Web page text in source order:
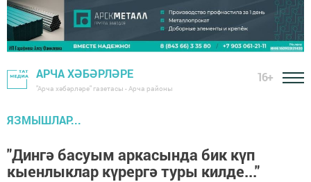
АРЧА ХӘБӘРЛӘРЕ
"Арча хәбәрләре" газетасы - Арча районы
16+
ЯЗМЫШЛАР...
"Дингә басуым аркасында бик күп
кыенлыклар күрергә туры килде..."